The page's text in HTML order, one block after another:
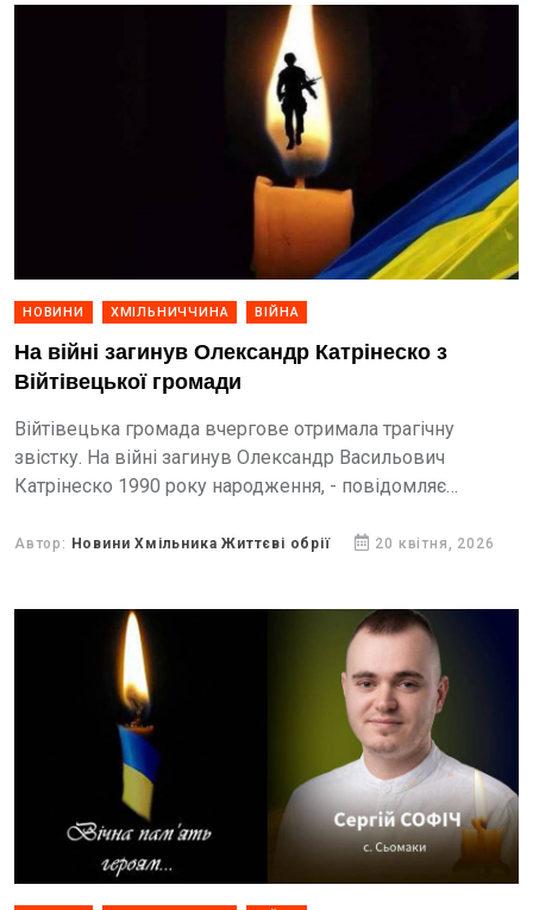
НОВИНИ ХМІЛЬНИЧЧИНА ВІЙНА
На війні загинув Олександр Катрінеско з
Війтівецької громади
Війтівецька громада вчергове отримала трагічну
звістку. На війні загинув Олександр Васильович
Катрінеско 1990 року народження, - повідомляє
Автор: Новини Хмільника Життєві обрії 20 квітня, 2026